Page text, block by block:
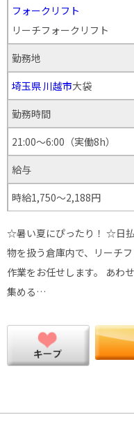
フォークリフト
リーチフォークリフト
勤務地
埼玉県川越市大袋
勤務時間
21:00～6:00（実働8h）
給与
時給1,750～2,188円
☆暑い夏にぴったり！ ☆日
物を扱う倉庫内で、リーチ
作業をお任せします。 あわ
集める…